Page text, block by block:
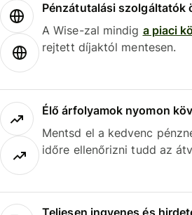
Pénzátutalási szolgáltatók
A Wise-zal mindig a piaci
rejtett díjaktól mentesen.
Élő árfolyamok nyomon
Mentsd el a kedvenc
időre ellenőrizni tudd az